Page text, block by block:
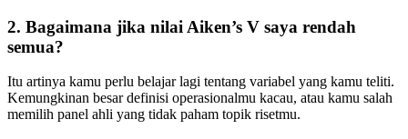
2. Bagaimana jika nilai Aiken’s V saya rendah
semua?
Itu artinya kamu perlu belajar lagi tentang variabel yang kamu teliti.
Kemungkinan besar definisi operasionalmu kacau, atau kamu salah
memilih panel ahli yang tidak paham topik risetmu.